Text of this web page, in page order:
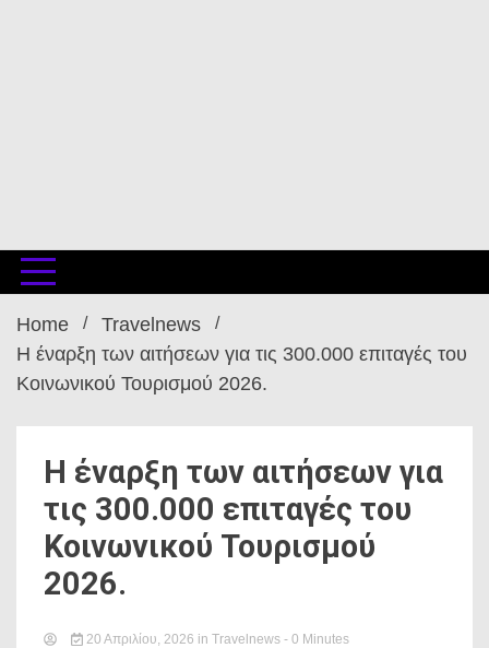
Home
Travelnews
Η έναρξη των αιτήσεων για τις 300.000 επιταγές του
Κοινωνικού Τουρισμού 2026.
Η έναρξη των αιτήσεων για
τις 300.000 επιταγές του
Κοινωνικού Τουρισμού
2026.
20 Απριλίου, 2026 in Travelnews - 0 Minutes